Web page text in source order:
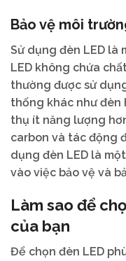
Bảo vệ môi
Sử dụng đèn LED là
LED không chứa
thường được sử
thống khác như đèn
thụ ít năng lượng
carbon và tác động
dụng đèn LED là
vào việc bảo vệ và
Làm sao để
của bạn
Để chọn đèn LED